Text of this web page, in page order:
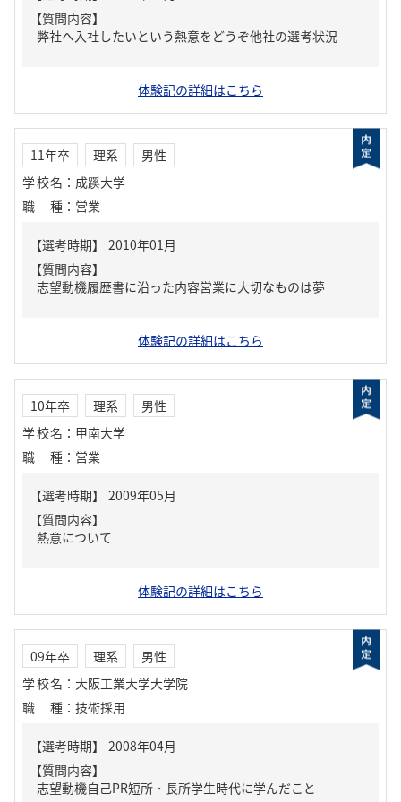
【質問内容】
弊社へ入社したいという熱意をどうぞ他社の選考状況
体験記の詳細はこちら
11年卒 理系
男性
学校名 ： 成蹊大学
職種 ： 営業
【質問内容】
志望動機履歴書に沿った内容営業に大切なものは夢
体験記の詳細はこちら
10年卒 理系
男性
学校名 ： 甲南大学
職種 ： 営業
【質問内容】
熱意について
体験記の詳細はこちら
09年卒 理系
男性
学校名 ： 大阪工業大学大学院
職種 ： 技術採用
【質問内容】
志望動機自己PR短所・長所学生時代に学んだこと